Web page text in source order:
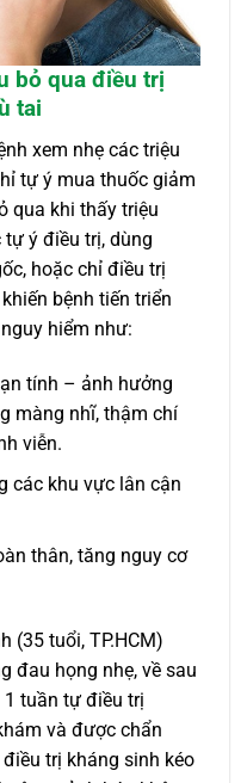
bỏ qua điều trị
tai
xem nhẹ các triệu
tự ý mua thuốc giảm
qua khi thấy triệu
ý điều trị, dùng
hoặc chỉ điều trị
bệnh tiến triển
hiểm như:
tính – ảnh hưởng
màng nhĩ, thậm chí
viễn.
các khu vực lân cận
thân, tăng nguy cơ
(35 tuổi, TP.HCM)
đau họng nhẹ, về sau
tuần tự điều trị
và được chẩn
trị kháng sinh kéo